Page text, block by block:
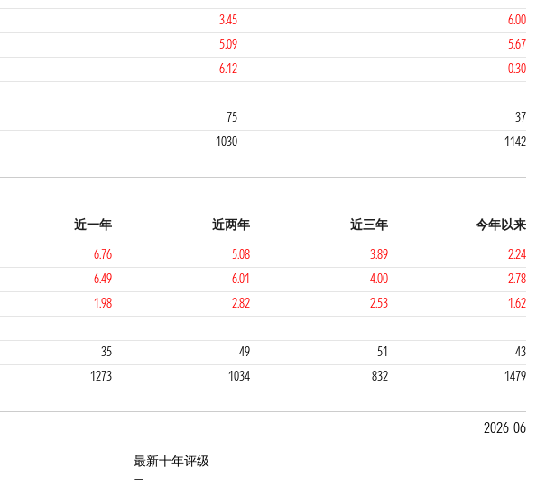
3.45
6.00
5.09
5.67
6.12
0.30
2
75
37
1030 1142
近一年 近两年 近三年
今年以来
6.76 5.08 3.89
2.24
6.49 6.01 4.00
2.78
1.98 2.82 2.53
1.62
2 3 2
35 49 51
43
1273 1034 832 1479
2026-06
最新十年评级
—